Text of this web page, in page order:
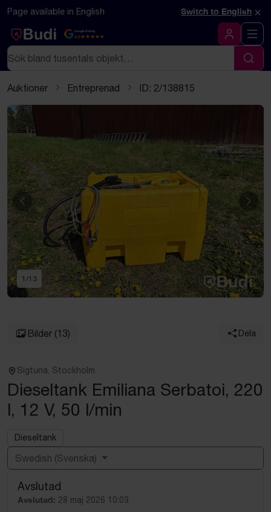
Hoppa till innehåll
Textbaserad (markdown) version av denna sida
Page available in English Switch to English ×
Google Rating
4.5
Logga in
Sök
Sök
Auktioner Entreprenad ID: 2/138815
Föregående
1 /13
Bilder (13) Dela
Sigtuna, Stockholm
Dieseltank Emiliana Serbatoi, 220
l, 12 V, 50 l/min
Dieseltank
Swedish (Svenska)
Powered by
Avslutad
Avslutad: 28 maj 2026 10:03